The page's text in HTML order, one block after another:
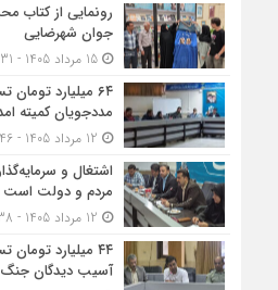
رونمایی از کتاب
جوان شهرضایی
15 مرداد 1405 - 9:31
۶۴ میلیارد
مددجویان کمیته
اشتغال و
مردم و دولت است
۴۴ میلیارد
آسیب دیدگان